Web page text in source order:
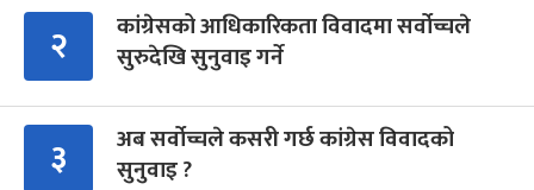
२
कांग्रेसको आधिकारिकता विवादमा सर्वोच्चले
सुरुदेखि सुनुवाइ गर्ने
३
अब सर्वोच्चले कसरी गर्छ कांग्रेस विवादको
सुनुवाइ ?